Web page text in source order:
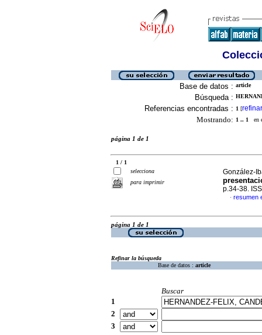
Base de datos : article
Búsqueda :
Referencias encontradas : 1 [refinar
Mostrando: 1 .. 1 en
página 1 de 1
1 / 1
selecciona
para imprimir
González-
p.34-38.
· resumen
página 1 de 1
Refinar la búsqueda
Base de datos : article
Buscar
1
2
3